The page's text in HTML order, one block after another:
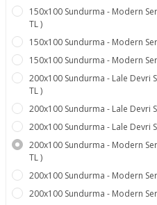
150x100 Sundurma - Modern
TL )
150x100 Sundurma - Modern
150x100 Sundurma - Modern
200x100 Sundurma - Lale Devri
TL )
200x100 Sundurma - Lale Devri
200x100 Sundurma - Lale Devri
200x100 Sundurma - Modern
TL )
200x100 Sundurma - Modern
200x100 Sundurma - Modern